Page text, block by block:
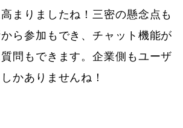
まりましたね！三密の懸念点も
ら参加もでき、チャット機能が
問もできます。企業側もユーザ
かありませんね！